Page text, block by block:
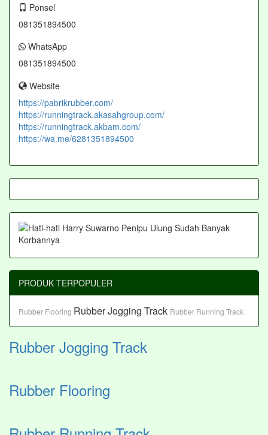
Ponsel
081351894500
WhatsApp
081351894500
Website
https://pabrikrubber.com/
https://runningtrack.akasahgroup.com/
https://runningtrack.akbam.com/
https://wa.me/6281351894500
PRODUK TERPOPULER
Rubber Flooring Rubber Jogging Track Rubber Running Track
Rubber Jogging Track
Rubber Flooring